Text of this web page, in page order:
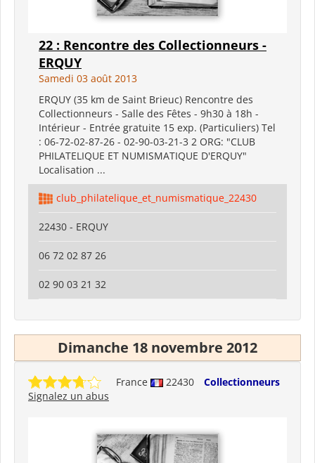
22 : Rencontre des Collectionneurs -
ERQUY
Samedi 03 août 2013
ERQUY (35 km de Saint Brieuc) Rencontre des
Collectionneurs - Salle des Fêtes - 9h30 à 18h -
Intérieur - Entrée gratuite 15 exp. (Particuliers) Tel
: 06-72-02-87-26 - 02-90-03-21-3 2 ORG: "CLUB
PHILATELIQUE ET NUMISMATIQUE D'ERQUY"
Localisation ...
club_philatelique_et_numismatique_22430
22430 - ERQUY
06 72 02 87 26
02 90 03 21 32
Dimanche 18 novembre 2012
France 22430
Collectionneurs
Signalez un abus